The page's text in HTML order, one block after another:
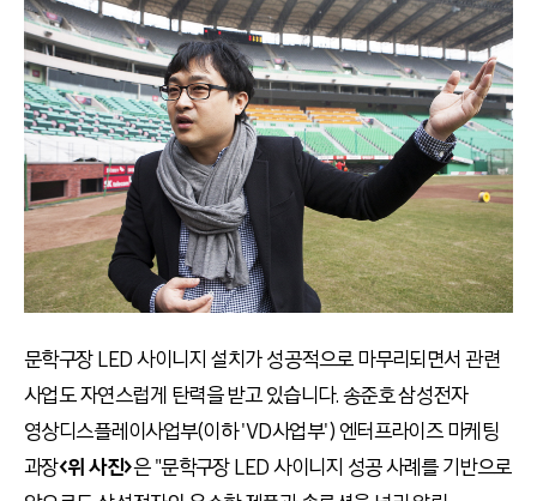
문학구장 LED 사이니지 설치가 성공적으로 마무리되면서 관련
사업도 자연스럽게 탄력을 받고 있습니다. 송준호 삼성전자
영상디스플레이사업부(이하 'VD사업부') 엔터프라이즈 마케팅
과장<위 사진>은 "문학구장 LED 사이니지 성공 사례를 기반으로